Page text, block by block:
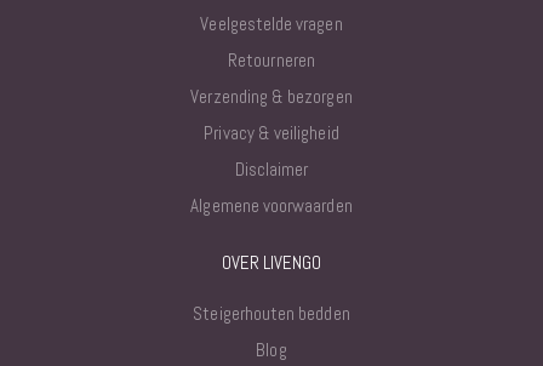
Veelgestelde vragen
Retourneren
Verzending & bezorgen
Privacy & veiligheid
Disclaimer
Algemene voorwaarden
OVER LIVENGO
Steigerhouten bedden
Blog